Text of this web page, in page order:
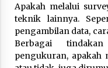
Apakah melalui
teknik lainnya.
pengambilan data,
Berbagai
pengukuran, apakah